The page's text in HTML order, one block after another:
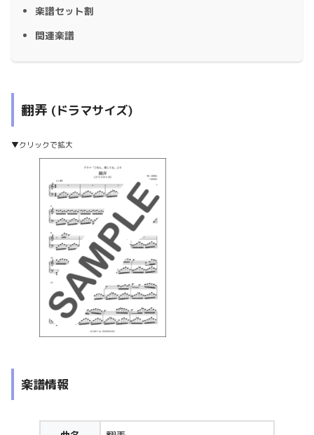
楽譜セット割
関連楽譜
翻弄 (ドラマサイズ)
▼クリックで拡大
楽譜情報